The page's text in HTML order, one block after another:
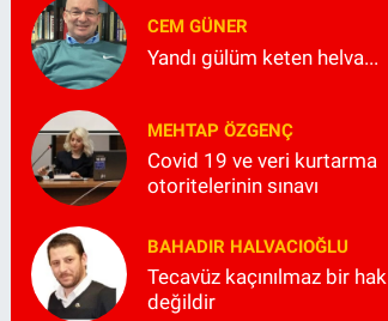
%0.02 CEM GÜNER
Yandı gülüm keten helva...
MEHTAP ÖZGENÇ
Covid 19 ve veri kurtarma
otoritelerinin sınavı
BAHADIR HALVACIOĞLU
Tecavüz kaçınılmaz bir hak
değildir